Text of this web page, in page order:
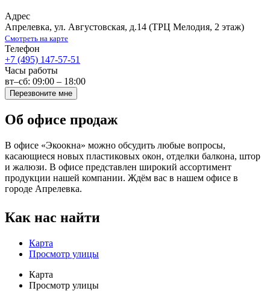
Адрес
Апрелевка, ул. Августовская, д.14 (ТРЦ Мелодия, 2 этаж)
Смотреть на карте
Телефон
+7 (495) 147-57-51
Часы работы
вт–сб: 09:00 – 18:00
Перезвоните мне
Об офисе продаж
В офисе «Экоокна» можно обсудить любые вопросы,
касающиеся новых пластиковых окон, отделки балкона, штор
и жалюзи. В офисе представлен широкий ассортимент
продукции нашей компании. Ждём вас в нашем офисе в
городе Апрелевка.
Как нас найти
Карта
Просмотр улицы
Карта
Просмотр улицы